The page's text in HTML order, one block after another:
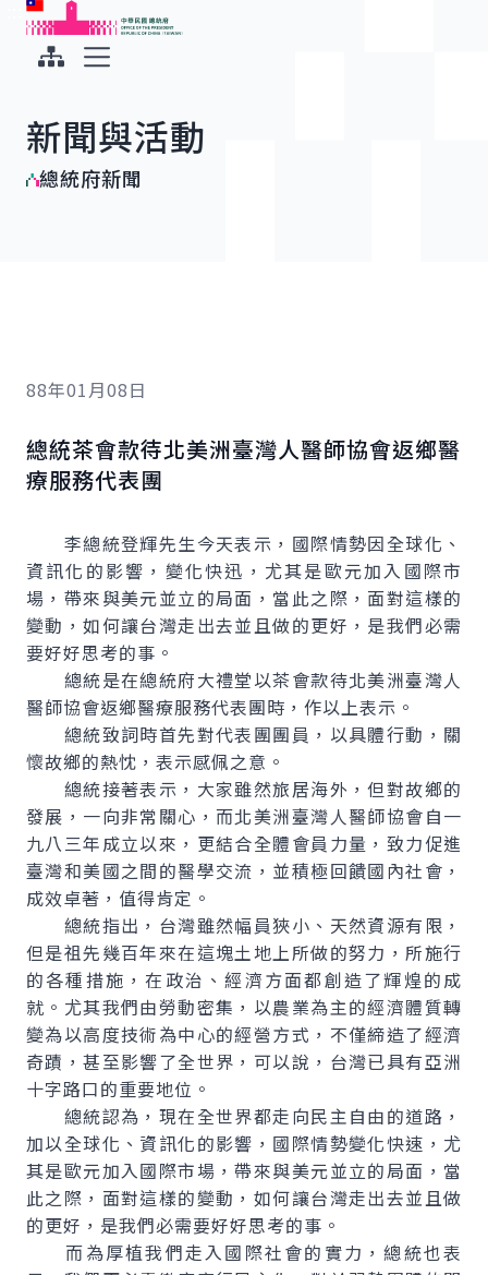
跳到主要內容
中華民國總統府
新聞與活動
總統府新聞
88年01月08日
總統茶會款待北美洲臺灣人醫師協會返鄉醫
療服務代表團
李總統登輝先生今天表示，國際情勢因全球化、
資訊化的影響，變化快迅，尤其是歐元加入國際市
場，帶來與美元並立的局面，當此之際，面對這樣的
變動，如何讓台灣走出去並且做的更好，是我們必需
要好好思考的事。
總統是在總統府大禮堂以茶會款待北美洲臺灣人
醫師協會返鄉醫療服務代表團時，作以上表示。
總統致詞時首先對代表團團員，以具體行動，關
懷故鄉的熱忱，表示感佩之意。
總統接著表示，大家雖然旅居海外，但對故鄉的
發展，一向非常關心，而北美洲臺灣人醫師協會自一
九八三年成立以來，更結合全體會員力量，致力促進
臺灣和美國之間的醫學交流，並積極回饋國內社會，
成效卓著，值得肯定。
總統指出，台灣雖然幅員狹小、天然資源有限，
但是祖先幾百年來在這塊土地上所做的努力，所施行
的各種措施，在政治、經濟方面都創造了輝煌的成
就。尤其我們由勞動密集，以農業為主的經濟體質轉
變為以高度技術為中心的經營方式，不僅締造了經濟
奇蹟，甚至影響了全世界，可以說，台灣已具有亞洲
十字路口的重要地位。
總統認為，現在全世界都走向民主自由的道路，
加以全球化、資訊化的影響，國際情勢變化快速，尤
其是歐元加入國際市場，帶來與美元並立的局面，當
此之際，面對這樣的變動，如何讓台灣走出去並且做
的更好，是我們必需要好好思考的事。
而為厚植我們走入國際社會的實力，總統也表